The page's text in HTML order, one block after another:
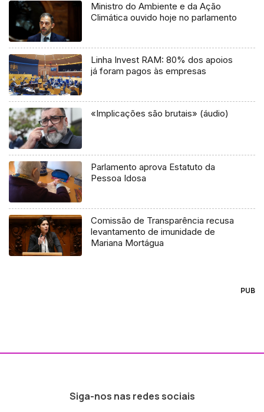
Ministro do Ambiente e da Ação
Climática ouvido hoje no parlamento
Linha Invest RAM: 80% dos apoios
já foram pagos às empresas
«Implicações são brutais» (áudio)
Parlamento aprova Estatuto da
Pessoa Idosa
Comissão de Transparência recusa
levantamento de imunidade de
Mariana Mortágua
PUB
Siga-nos nas redes sociais